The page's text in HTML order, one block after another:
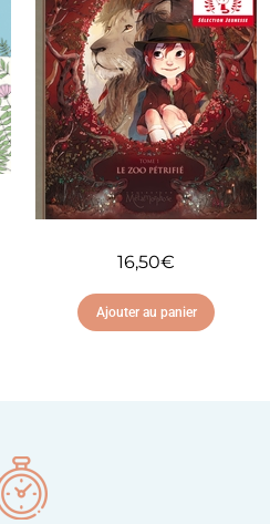
16,50€
Ajouter au panier